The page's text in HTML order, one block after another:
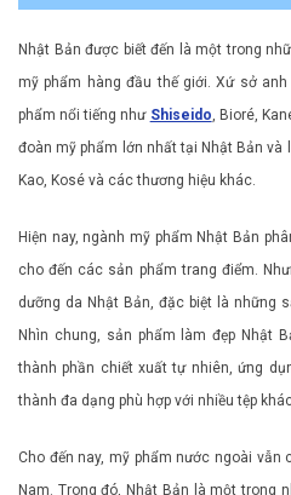
Nhật Bản được biết đến là một trong
mỹ phẩm hàng đầu thế giới. Xứ sở
phẩm nổi tiếng như Shiseido , Bioré,
đoàn mỹ phẩm lớn nhất tại Nhật Bản và
Kao, Kosé và các thương hiệu khác.
Hiện nay, ngành mỹ phẩm Nhật Bản
cho đến các sản phẩm trang điểm.
dưỡng da Nhật Bản, đặc biệt là những
Nhìn chung, sản phẩm làm đẹp Nhật
thành phần chiết xuất tự nhiên, ứng
thành đa dạng phù hợp với nhiều tệp
Cho đến nay, mỹ phẩm nước ngoài vẫn
Nam. Trong đó, Nhật Bản là một trong